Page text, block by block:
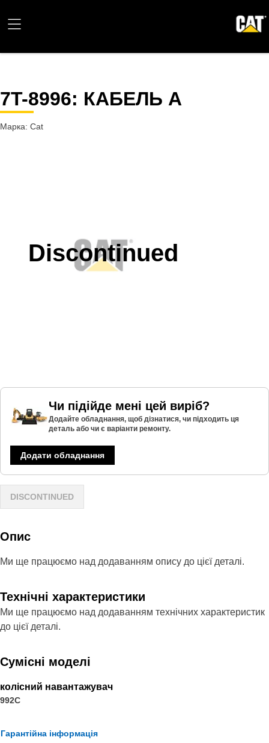
7T-8996: КАБЕЛЬ А
Марка: Cat
Discontinued
Чи підійде мені цей виріб?
Додайте обладнання, щоб дізнатися, чи підходить ця
деталь або чи є варіанти ремонту.
Додати обладнання
DISCONTINUED
Опис
Ми ще працюємо над додаванням опису до цієї деталі.
Технічні характеристики
Ми ще працюємо над додаванням технічних характеристик
до цієї деталі.
Сумісні моделі
колісний навантажувач
992C
Гарантійна інформація